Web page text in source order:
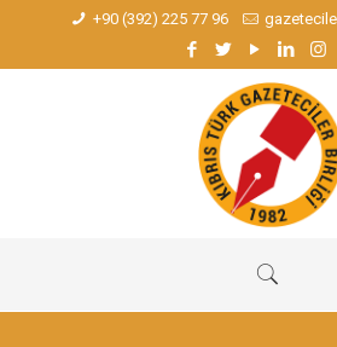
+90 (392) 225 77 96